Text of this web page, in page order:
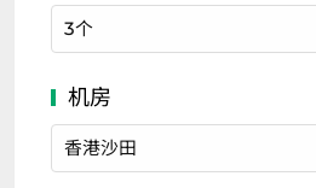
3个
香港沙田